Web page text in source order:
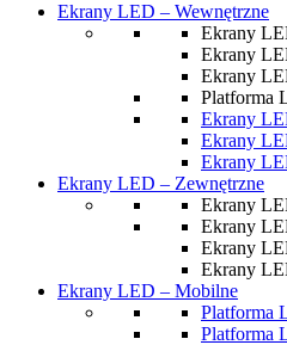
Ekrany LED – Wewnętrzne
Ekrany
Ekrany
Ekrany
Platforma
Ekrany
Ekrany
Ekrany
Ekrany LED – Zewnętrzne
Ekrany
Ekrany
Ekrany
Ekrany
Ekrany LED – Mobilne
Platforma
Platforma